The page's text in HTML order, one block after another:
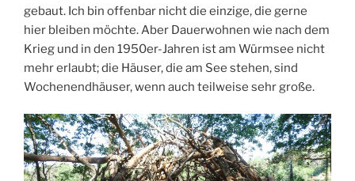
gebaut. Ich bin offenbar nicht die einzige, die gerne
hier bleiben möchte. Aber Dauerwohnen wie nach dem
Krieg und in den 1950er-Jahren ist am Würmsee nicht
mehr erlaubt; die Häuser, die am See stehen, sind
Wochenendhäuser, wenn auch teilweise sehr große.